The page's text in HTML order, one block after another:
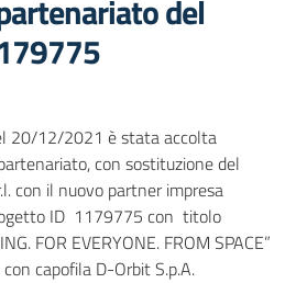
del
20/12/2021 è stata accolta
con sostituzione del
con il nuovo partner impresa
ID 1179775 con titolo
FOR EVERYONE. FROM SPACE”
capofila D-Orbit S.p.A.